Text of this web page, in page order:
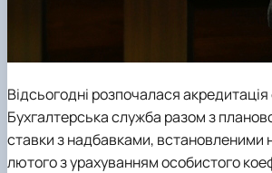
Відсьогодні розпочалася акредитація
Бухгалтерська служба разом з
ставки з надбавками, встановленими
лютого з урахуванням особистого